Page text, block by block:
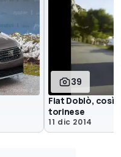
39
Fiat Doblò, così
torinese
11 dic 2014